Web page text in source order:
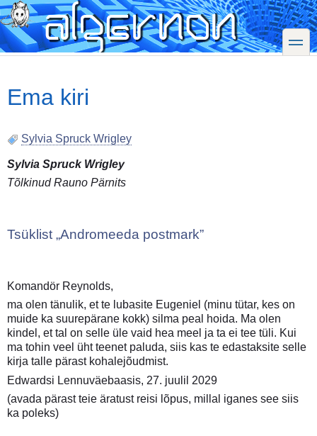
Skip
to
main
content
toggle
Ema kiri
Sylvia Spruck Wrigley
Sylvia Spruck Wrigley
Tõlkinud Rauno Pärnits
Tsüklist „Andromeeda postmark”
Komandör Reynolds,
ma olen tänulik, et te lubasite Eugeniel (minu tütar, kes on
muide ka suurepärane kokk) silma peal hoida. Ma olen
kindel, et tal on selle üle vaid hea meel ja ta ei tee tüli. Kui
ma tohin veel üht teenet paluda, siis kas te edastaksite selle
kirja talle pärast kohalejõudmist.
Edwardsi Lennuväebaasis, 27. juulil 2029
(avada pärast teie äratust reisi lõpus, millal iganes see siis
ka poleks)